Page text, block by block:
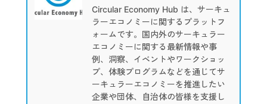
Circular Economy Hub は、サーキュ
ラーエコノミーに関するプラットフ
ォームです。国内外のサーキュラー
エコノミーに関する最新情報や事
例、洞察、イベントやワークショッ
プ、体験プログラムなどを通じてサ
ーキュラーエコノミーを推進したい
企業や団体、自治体の皆様を支援し